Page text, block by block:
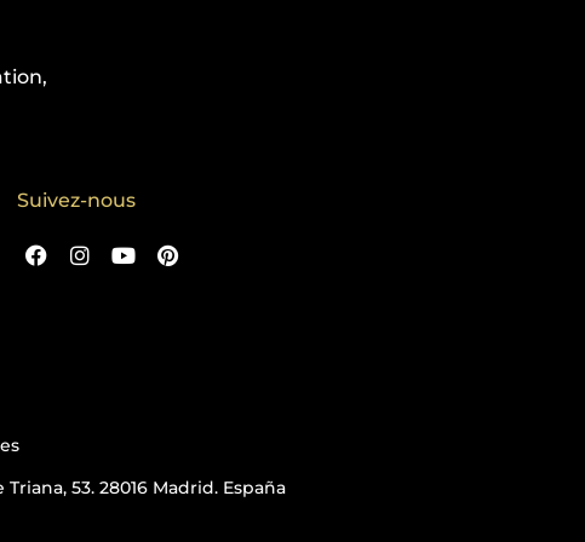
Suivez-nous
53. 28016 Madrid. España